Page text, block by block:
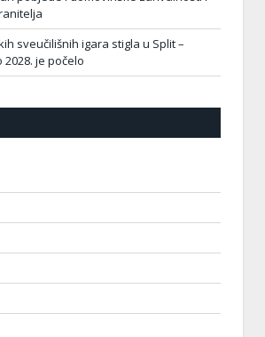
sveučilišnih igara stigla u Split –
je počelo